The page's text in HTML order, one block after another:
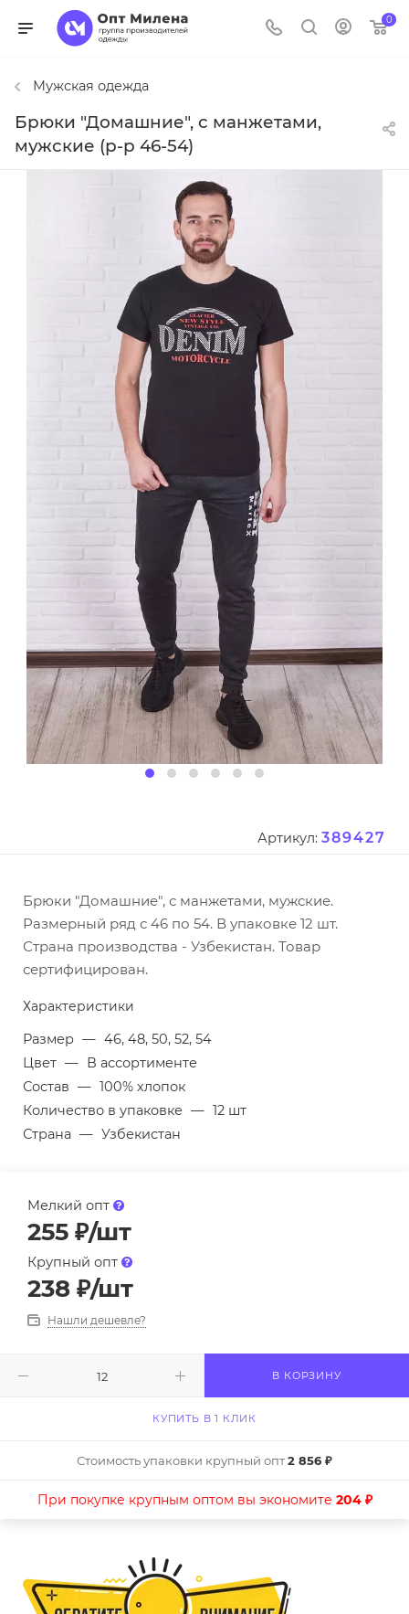
0
Мужская одежда
Брюки "Домашние", с манжетами,
мужские (р-р 46-54)
Артикул: 389427
Брюки "Домашние", с манжетами, мужские.
Размерный ряд с 46 по 54. В упаковке 12 шт.
Страна производства - Узбекистан. Товар
сертифицирован.
Характеристики
Размер — 46, 48, 50, 52, 54
Цвет — В ассортименте
Состав — 100% хлопок
Количество в упаковке — 12 шт
Страна — Узбекистан
Мелкий опт
255 ₽/шт
Крупный опт
238 ₽/шт
Нашли дешевле?
В КОРЗИНУ
КУПИТЬ В 1 КЛИК
Стоимость упаковки крупный опт2 856 ₽
При покупке крупным оптом вы экономите 204 ₽